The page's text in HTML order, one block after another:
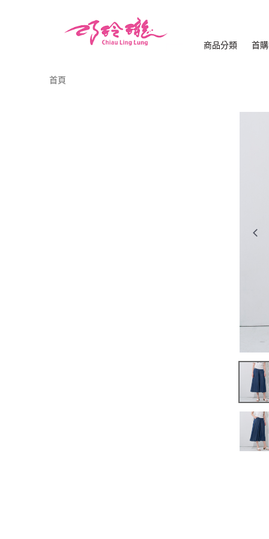
商品分類 首
首頁